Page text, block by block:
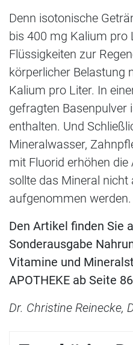
Denn isotonische
bis 400 mg Kalium pro
Flüssigkeiten zur
körperlicher Belastung
Kalium pro Liter. In
gefragten Basenpulver
enthalten. Und
Mineralwasser,
mit Fluorid erhöhen
sollte das Mineral nicht
aufgenommen werden.
Den Artikel finden Sie
Sonderausgabe
Vitamine und
APOTHEKE ab Seite
Dr. Christine Reinecke,